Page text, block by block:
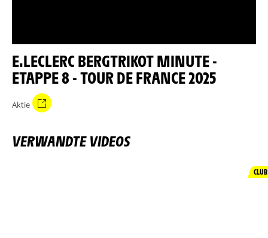
E.LECLERC BERGTRIKOT MINUTE -
ETAPPE 8 - TOUR DE FRANCE 2025
Aktie
VERWANDTE VIDEOS
CLUB